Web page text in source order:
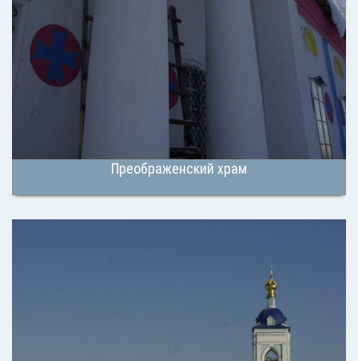
Преображенский храм